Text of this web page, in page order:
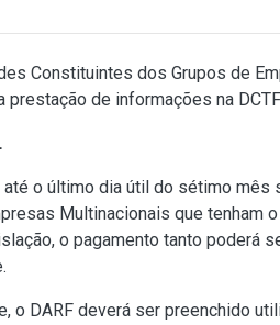
Constituintes dos Grupos de
prestação de informações na
o último dia útil do sétimo
Multinacionais que
o pagamento tanto poderá
o DARF deverá ser preenchido